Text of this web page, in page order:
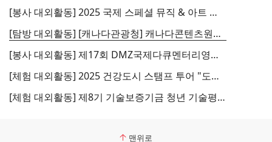
[봉사 대외활동] 2025 국제 스페셜 뮤직 & 아트 페스티벌 자원봉사자 모집
[탐방 대외활동] [캐나다관광청] 캐나다콘텐츠원정대 1기 모집
[봉사 대외활동] 제17회 DMZ국제다큐멘터리영화제 자원활동가 다큐즈 모집
[체험 대외활동] 2025 건강도시 스탬프 투어 "도시에서 건강을 만나다"
[체험 대외활동] 제8기 기술보증기금 청년 기술평가체험단 모집
맨위로